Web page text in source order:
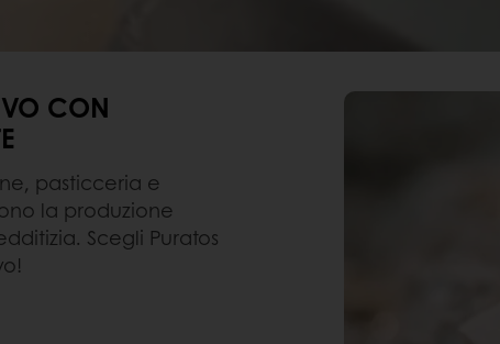
CON
pasticceria e
la produzione
Scegli Puratos